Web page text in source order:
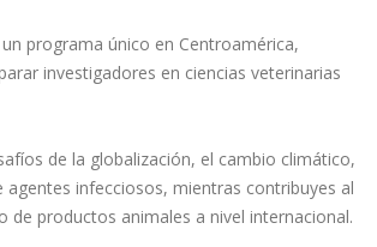
programa único en Centroamérica,
investigadores en ciencias veterinarias
de la globalización, el cambio climático,
agentes infecciosos, mientras contribuyes al
de productos animales a nivel internacional.